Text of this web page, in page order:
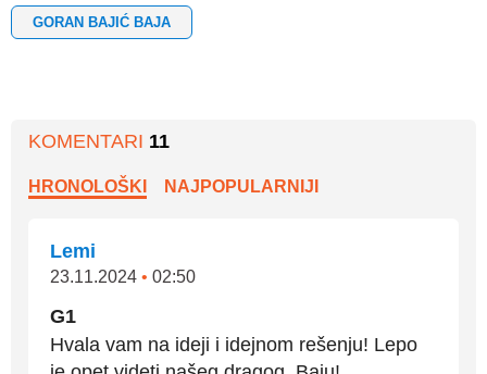
GORAN BAJIĆ BAJA
KOMENTARI 11
HRONOLOŠKI NAJPOPULARNIJI
Lemi
23.11.2024 • 02:50
G1
Hvala vam na ideji i idejnom rešenju! Lepo